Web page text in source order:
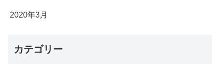
2020年3月
カテゴリー